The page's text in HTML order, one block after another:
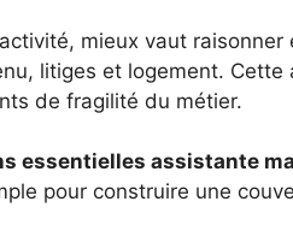
mieux vaut
litiges et logement.
de fragilité du métier.
essentielles assistante
pour construire une